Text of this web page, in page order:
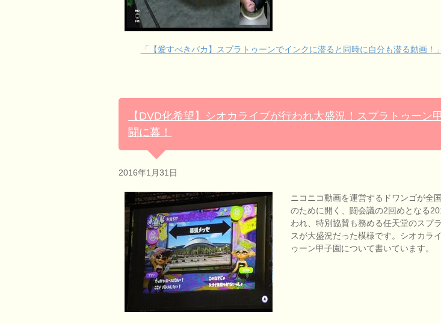
「【愛すべきバカ】スプラトゥーンでインクに潜ると同時に自分も潜る動画！
【DVD化希望】シオカライブが行われ大盛況！スプラトゥーン
闘に幕！
2016年1月31日
ニコニコ動画を運営するドワンゴが全
のために開く、闘会議の2回めとなる
われ、特別協賛も務める任天堂のスプ
スが大盛況だった模様です。シオカラ
ゥーン甲子園について書いています。